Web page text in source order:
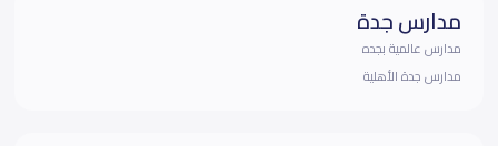
مدارس جدة
مدارس عالمية بجده
مدارس جدة الأهلية